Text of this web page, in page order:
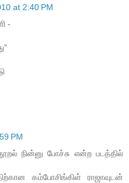
at 2:40 PM
-
PM
நின்னு போச்சு என்ற படத்தில்
கம்போசிங்கிள் ராஜாவுடன்